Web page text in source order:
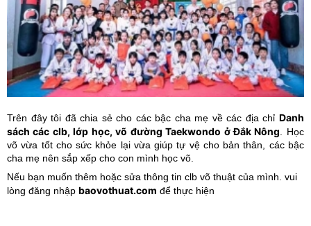
Trên đây tôi đã chia sẻ cho các bậc cha mẹ về các địa chỉ Danh
sách các clb, lớp học, võ đường Taekwondo ở Đắk Nông . Học
võ vừa tốt cho sức khỏe lại vừa giúp tự vệ cho bản thân, các bậc
cha mẹ nên sắp xếp cho con mình học võ.
Nếu bạn muốn thêm hoặc sửa thông tin clb võ thuật của mình. vui
lòng đăng nhập baovothuat.com để thực hiện